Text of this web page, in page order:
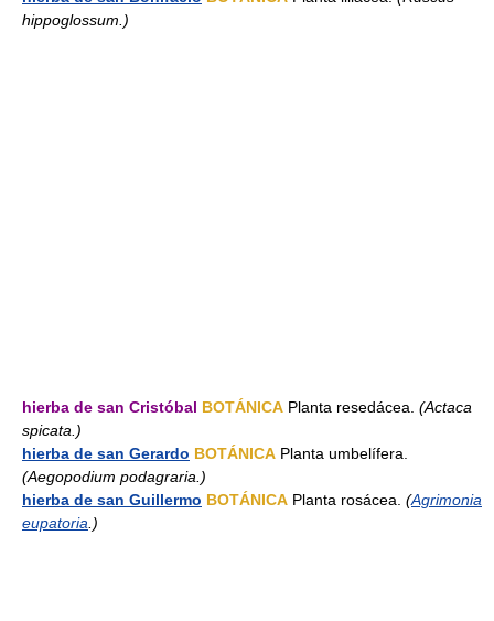
hippoglossum.)
hierba de san Cristóbal BOTÁNICA Planta resedácea. (Actaca
spicata.)
hierba de san Gerardo BOTÁNICA Planta umbelífera.
(Aegopodium podagraria.)
hierba de san Guillermo BOTÁNICA Planta rosácea. (Agrimonia
eupatoria .)